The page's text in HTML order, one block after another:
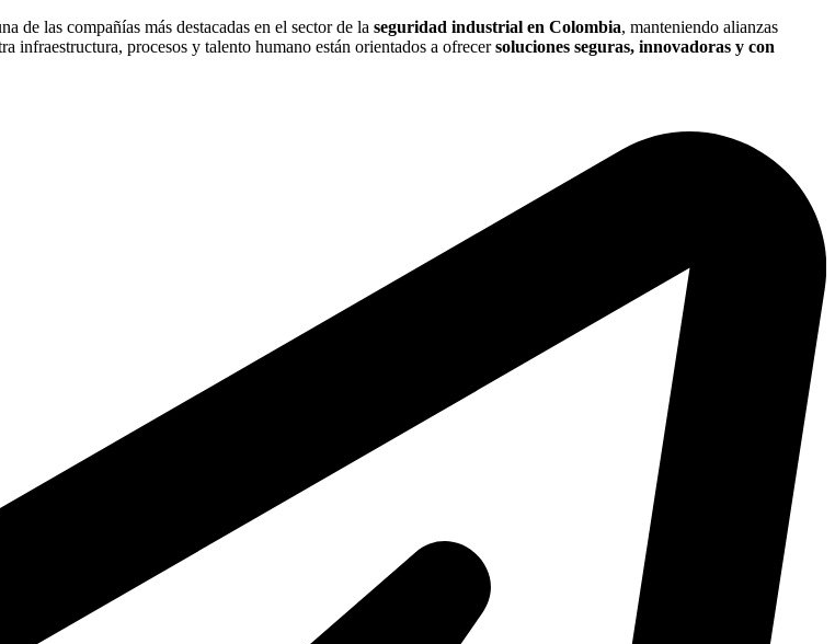
de las compañías más destacadas en el sector de la seguridad industrial en Colombia, manteniendo alianzas
infraestructura, procesos y talento humano están orientados a ofrecersoluciones seguras, innovadoras y con